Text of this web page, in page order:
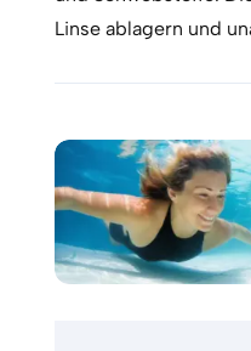
Linse ablagern und